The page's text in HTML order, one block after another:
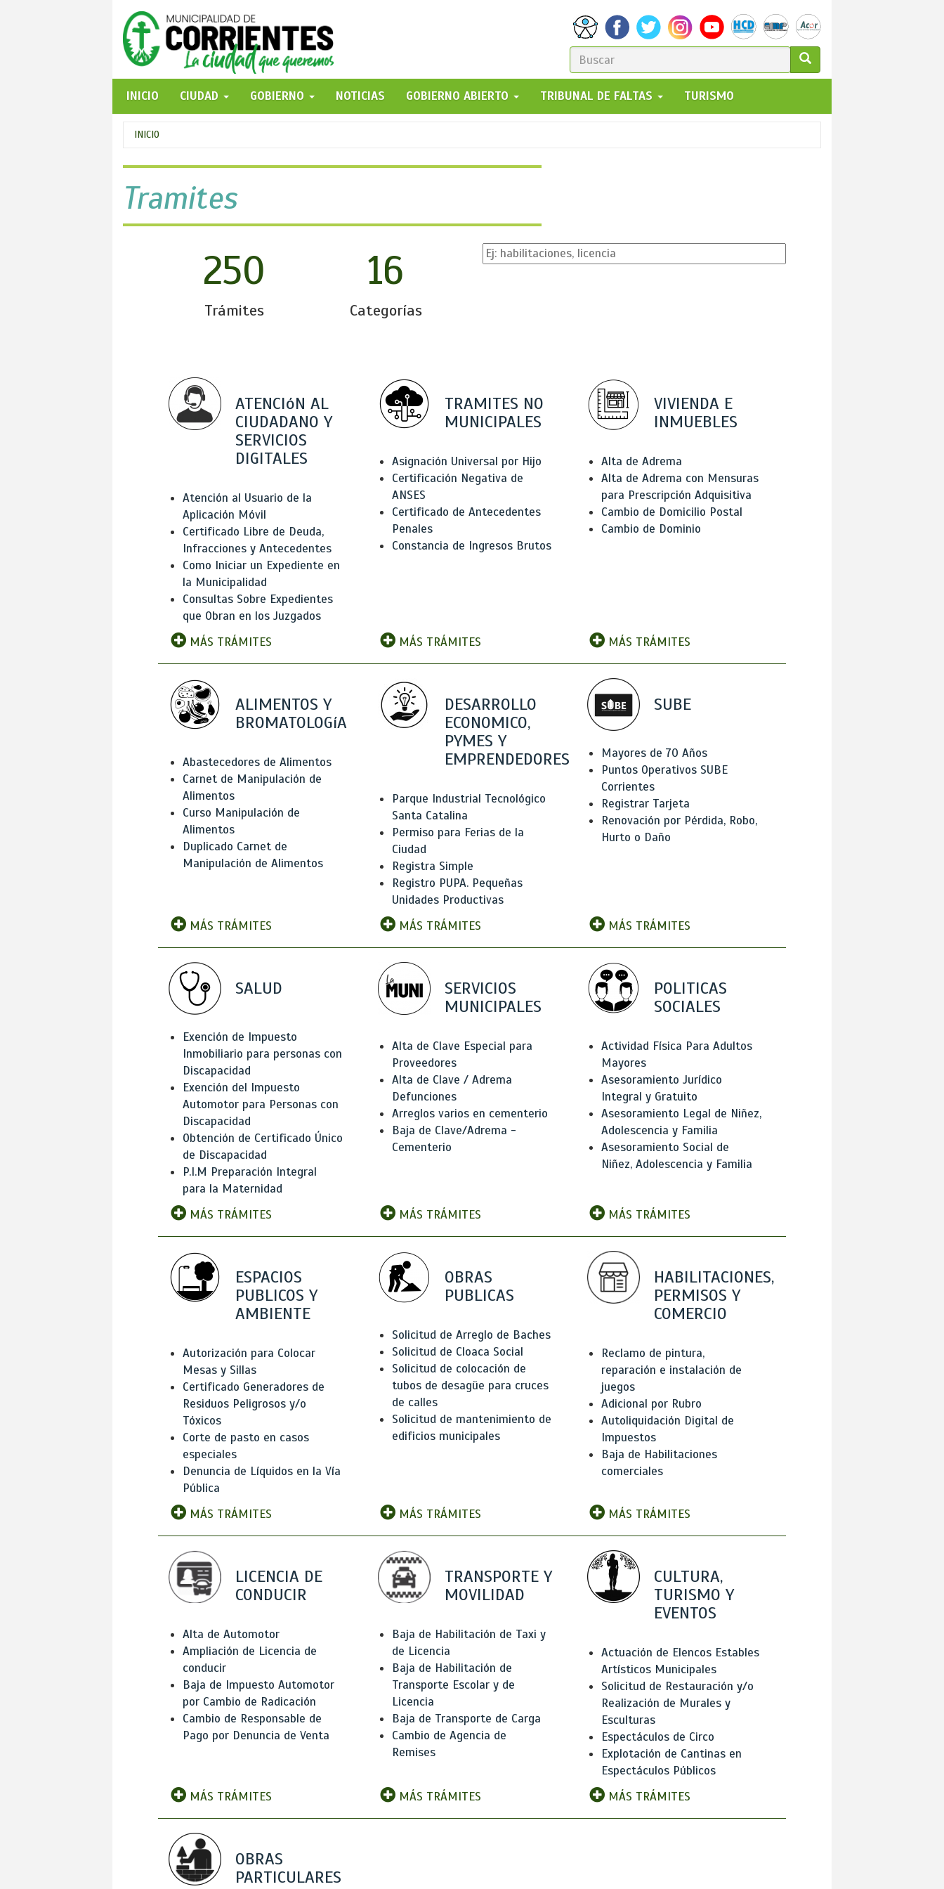
FORMULARIO
DE
BÚSQUEDA
GO!
INICIO
CIUDAD GOBIERNO NOTICIAS GOBIERNO ABIERTO TRIBUNAL DE FALTAS TURISMO
Se
encuentra
usted
aquí
INICIO
Tramites
250
Trámites
16
Categorías
ATENCIóN AL
CIUDADANO Y
SERVICIOS
DIGITALES
Atención al Usuario de la
Aplicación Móvil
Certificado Libre de Deuda,
Infracciones y Antecedentes
Como Iniciar un Expediente en
la Municipalidad
Consultas Sobre Expedientes
que Obran en los Juzgados
MÁS TRÁMITES
TRAMITES NO
MUNICIPALES
Asignación Universal por Hijo
Certificación Negativa de
ANSES
Certificado de Antecedentes
Penales
Constancia de Ingresos Brutos
MÁS TRÁMITES
VIVIENDA E
INMUEBLES
Alta de Adrema
Alta de Adrema con Mensuras
para Prescripción Adquisitiva
Cambio de Domicilio Postal
Cambio de Dominio
MÁS TRÁMITES
ALIMENTOS Y
BROMATOLOGíA
Abastecedores de Alimentos
Carnet de Manipulación de
Alimentos
Curso Manipulación de
Alimentos
Duplicado Carnet de
Manipulación de Alimentos
MÁS TRÁMITES
DESARROLLO
ECONOMICO,
PYMES Y
EMPRENDEDORES
Parque Industrial Tecnológico
Santa Catalina
Permiso para Ferias de la
Ciudad
Registra Simple
Registro PUPA. Pequeñas
Unidades Productivas
MÁS TRÁMITES
SUBE
Mayores de 70 Años
Puntos Operativos SUBE
Corrientes
Registrar Tarjeta
Renovación por Pérdida, Robo,
Hurto o Daño
MÁS TRÁMITES
SALUD
Exención de Impuesto
Inmobiliario para personas con
Discapacidad
Exención del Impuesto
Automotor para Personas con
Discapacidad
Obtención de Certificado Único
de Discapacidad
P.I.M Preparación Integral
para la Maternidad
MÁS TRÁMITES
SERVICIOS
MUNICIPALES
Alta de Clave Especial para
Proveedores
Alta de Clave / Adrema
Defunciones
Arreglos varios en cementerio
Baja de Clave/Adrema -
Cementerio
MÁS TRÁMITES
POLITICAS
SOCIALES
Actividad Física Para Adultos
Mayores
Asesoramiento Jurídico
Integral y Gratuito
Asesoramiento Legal de Niñez,
Adolescencia y Familia
Asesoramiento Social de
Niñez, Adolescencia y Familia
MÁS TRÁMITES
ESPACIOS
PUBLICOS Y
AMBIENTE
Autorización para Colocar
Mesas y Sillas
Certificado Generadores de
Residuos Peligrosos y/o
Tóxicos
Corte de pasto en casos
especiales
Denuncia de Líquidos en la Vía
Pública
MÁS TRÁMITES
OBRAS
PUBLICAS
Solicitud de Arreglo de Baches
Solicitud de Cloaca Social
Solicitud de colocación de
tubos de desagüe para cruces
de calles
Solicitud de mantenimiento de
edificios municipales
MÁS TRÁMITES
HABILITACIONES,
PERMISOS Y
COMERCIO
Reclamo de pintura,
reparación e instalación de
juegos
Adicional por Rubro
Autoliquidación Digital de
Impuestos
Baja de Habilitaciones
comerciales
MÁS TRÁMITES
LICENCIA DE
CONDUCIR
Alta de Automotor
Ampliación de Licencia de
conducir
Baja de Impuesto Automotor
por Cambio de Radicación
Cambio de Responsable de
Pago por Denuncia de Venta
MÁS TRÁMITES
TRANSPORTE Y
MOVILIDAD
Baja de Habilitación de Taxi y
de Licencia
Baja de Habilitación de
Transporte Escolar y de
Licencia
Baja de Transporte de Carga
Cambio de Agencia de
Remises
MÁS TRÁMITES
CULTURA,
TURISMO Y
EVENTOS
Actuación de Elencos Estables
Artísticos Municipales
Solicitud de Restauración y/o
Realización de Murales y
Esculturas
Espectáculos de Circo
Explotación de Cantinas en
Espectáculos Públicos
MÁS TRÁMITES
OBRAS
PARTICULARES